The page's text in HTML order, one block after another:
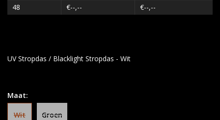
48
€--,-- €--,--
UV Stropdas / Blacklight Stropdas - Wit
Maat:
Wit Groen